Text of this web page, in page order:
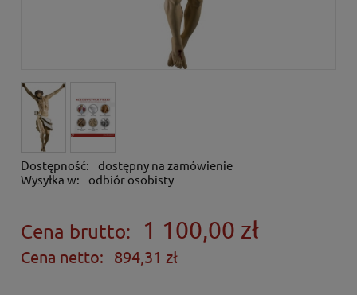
Dostępność:
dostępny na zamówienie
Wysyłka w:
odbiór osobisty
Cena brutto: 1 100,00 zł
Cena netto: 894,31 zł